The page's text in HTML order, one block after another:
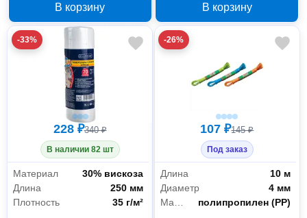
В корзину В корзину
-33%
228 ₽340 ₽
В наличии 82 шт
Материал
30% вискоза
Длина
250 мм
Плотность
35 г/м²
-26%
107 ₽145 ₽
Под заказ
Длина
10 м
Диаметр
4 мм
полипропилен (PP)